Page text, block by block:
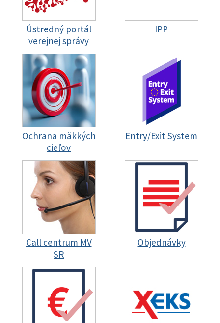
Ústredný portál
verejnej správy
IPP
Ochrana mäkkých
cieľov
Entry/Exit System
Call centrum MV
SR
Objednávky